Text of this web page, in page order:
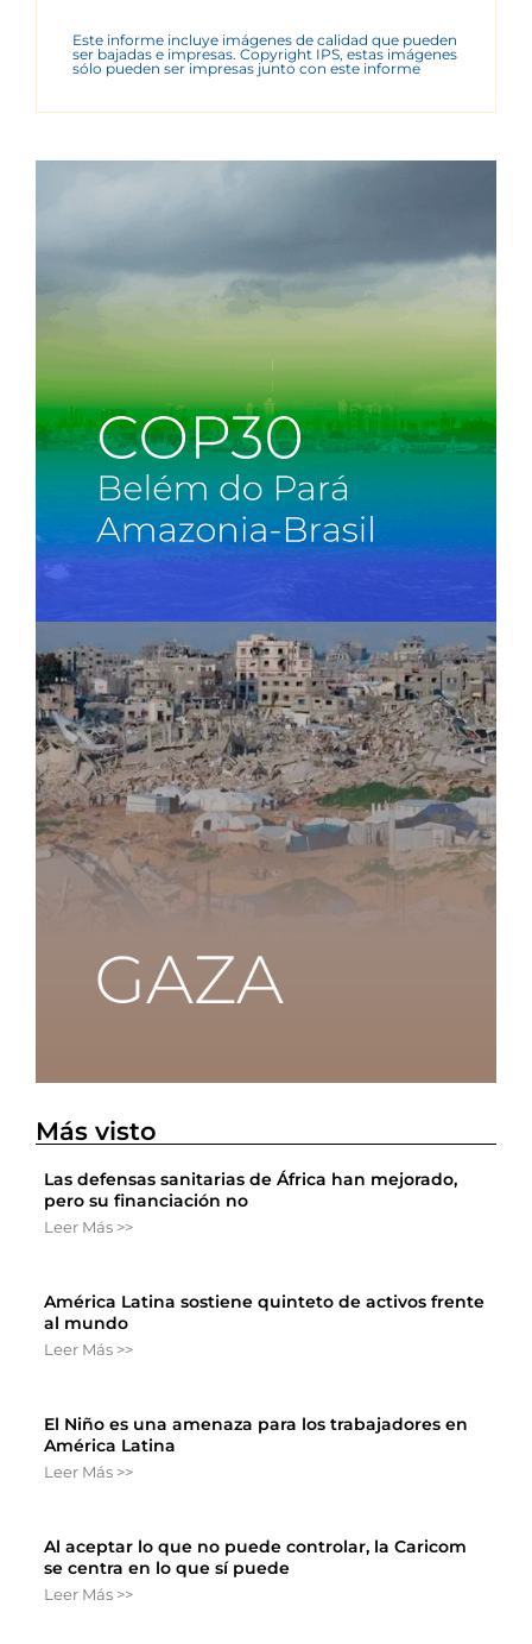
Este informe incluye imágenes de calidad que pueden
ser bajadas e impresas. Copyright IPS, estas imágenes
sólo pueden ser impresas junto con este informe
Más visto
Las defensas sanitarias de África han mejorado,
pero su financiación no
Leer Más >>
América Latina sostiene quinteto de activos frente
al mundo
Leer Más >>
El Niño es una amenaza para los trabajadores en
América Latina
Leer Más >>
Al aceptar lo que no puede controlar, la Caricom
se centra en lo que sí puede
Leer Más >>